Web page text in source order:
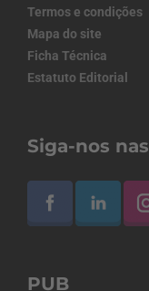
Termos e condições
Mapa do site
Ficha Técnica
Estatuto Editorial
Siga-nos
PUB